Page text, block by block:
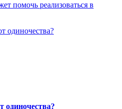
помочь реализоваться в
одиночества?